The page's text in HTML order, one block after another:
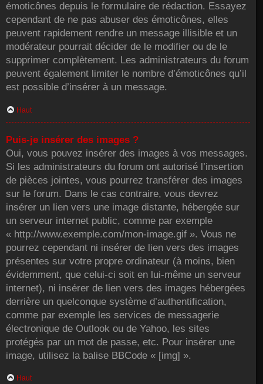
émoticônes depuis le formulaire de rédaction. Essayez
cependant de ne pas abuser des émoticônes, elles
peuvent rapidement rendre un message illisible et un
modérateur pourrait décider de le modifier ou de le
supprimer complètement. Les administrateurs du forum
peuvent également limiter le nombre d’émoticônes qu’il
est possible d’insérer à un message.
Haut
Puis-je insérer des images ?
Oui, vous pouvez insérer des images à vos messages.
Si les administrateurs du forum ont autorisé l’insertion
de pièces jointes, vous pourrez transférer des images
sur le forum. Dans le cas contraire, vous devrez
insérer un lien vers une image distante, hébergée sur
un serveur internet public, comme par exemple
« http://www.exemple.com/mon-image.gif ». Vous ne
pourrez cependant ni insérer de lien vers des images
présentes sur votre propre ordinateur (à moins, bien
évidemment, que celui-ci soit en lui-même un serveur
internet), ni insérer de lien vers des images hébergées
derrière un quelconque système d’authentification,
comme par exemple les services de messagerie
électronique de Outlook ou de Yahoo, les sites
protégés par un mot de passe, etc. Pour insérer une
image, utilisez la balise BBCode « [img] ».
Haut